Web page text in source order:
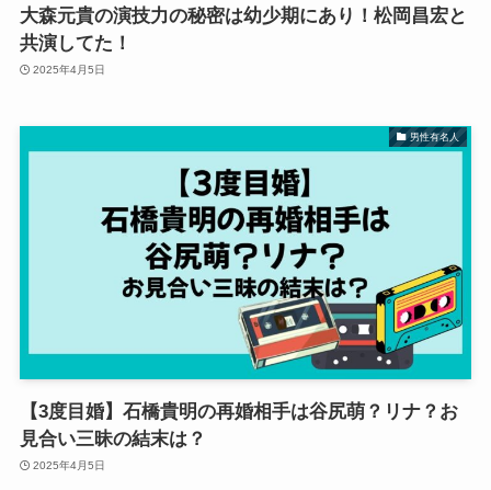
大森元貴の演技力の秘密は幼少期にあり！松岡昌宏と
共演してた！
2025年4月5日
男性有名人
【3度目婚】石橋貴明の再婚相手は谷尻萌？リナ？お
見合い三昧の結末は？
2025年4月5日